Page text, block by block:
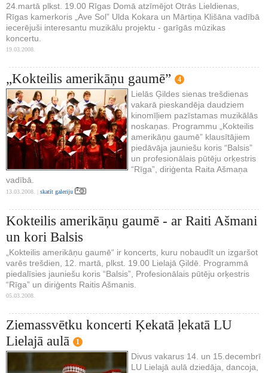
24.martā plkst. 19.00 Rīgas Domā atzīmējot Otrās Lieldienas,
Rīgas kamerkoris „Ave Sol” Ulda Kokara un Mārtiņa Klišāna vadībā
iecerējuši interesantu muzikālu projektu - garīgās mūzikas
koncertu.
19.03.2008.
„Kokteilis amerikāņu gaumē” 4
Lielās Ģildes sienas trešdienas
vakarā pieskandēja daudziem
kinomīļiem pazīstamas muzikālās
noskaņas. Programmu „Kokteilis
amerikāņu gaumē” klausītājiem
piedāvāja jauniešu koris “Balsis”
un profesionālais pūtēju orķestris
“Rīga”, diriģenta Raita Ašmaņa
vadībā.
13.03.2008. | skatīt galeriju
Kokteilis amerikāņu gaumē - ar Raiti Ašmani
un kori Balsis
„Kokteilis amerikāņu gaumē“ ir koncerts, kuru nobaudīt un izgaršot
varēs trešdien, 12. martā, plkst. 19.00 Lielajā Ģildē. Programmā
piedalīsies jauniešu koris “Balsis”, Profesionālais pūtēju orķestris
“Rīga” un diriģents Raitis Ašmanis.
05.03.2008.
Ziemassvētku koncerti Ķekatā ļekatā LU
Lielajā aulā
1
Divus vakarus 14. un 15.decembrī
LU Lielajā aulā dziedāja, dancoja,